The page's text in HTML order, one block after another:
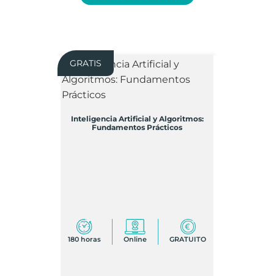
GRATIS
Inteligencia Artificial y Algoritmos:
Fundamentos Prácticos
180 horas Online GRATUITO